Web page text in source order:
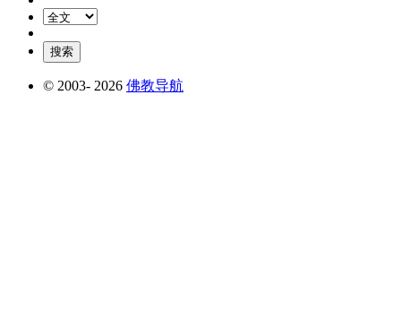
© 2003- 2026 佛教导航